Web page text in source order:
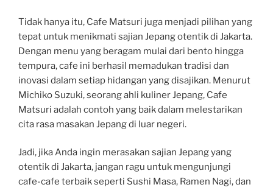
Tidak hanya itu, Cafe Matsuri juga menjadi pilihan yang
tepat untuk menikmati sajian Jepang otentik di Jakarta.
Dengan menu yang beragam mulai dari bento hingga
tempura, cafe ini berhasil memadukan tradisi dan
inovasi dalam setiap hidangan yang disajikan. Menurut
Michiko Suzuki, seorang ahli kuliner Jepang, Cafe
Matsuri adalah contoh yang baik dalam melestarikan
cita rasa masakan Jepang di luar negeri.
Jadi, jika Anda ingin merasakan sajian Jepang yang
otentik di Jakarta, jangan ragu untuk mengunjungi
cafe-cafe terbaik seperti Sushi Masa, Ramen Nagi, dan